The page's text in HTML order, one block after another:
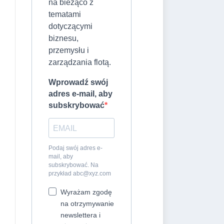
na bieżąco z
tematami
dotyczącymi
biznesu,
przemysłu i
zarządzania flotą.
Wprowadź swój
adres e-mail, aby
subskrybować
Podaj swój adres e-
mail, aby
subskrybować. Na
przykład abc@xyz.com
Wyrażam zgodę
na otrzymywanie
newslettera i